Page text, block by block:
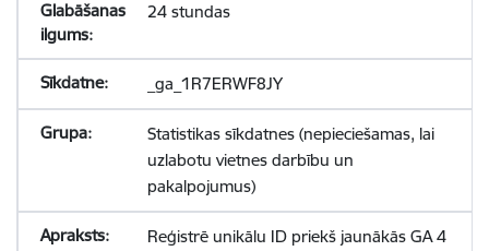
24 stundas
_ga_1R7ERWF8JY
Statistikas sīkdatnes (nepieciešamas, lai
uzlabotu vietnes darbību un
pakalpojumus)
Reģistrē unikālu ID priekš jaunākās GA 4